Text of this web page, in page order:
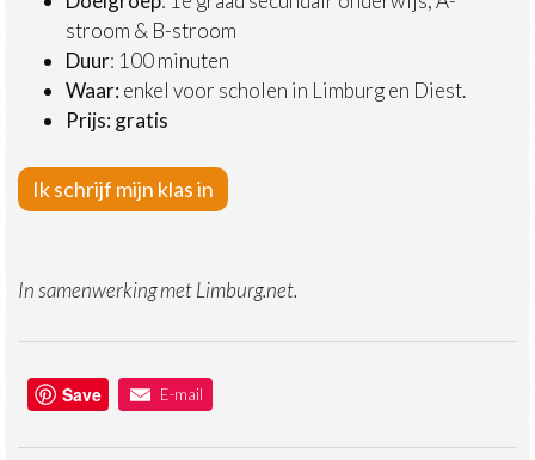
stroom & B-stroom
Duur: 100 minuten
Waar: enkel voor scholen in Limburg en Diest.
Prijs: gratis
Ik schrijf mijn klas in
In samenwerking met Limburg.net.
Save E-mail